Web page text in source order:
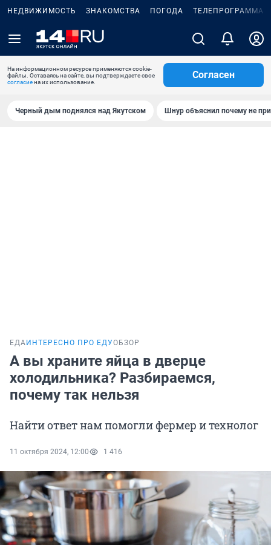
НЕДВИЖИМОСТЬ ЗНАКОМСТВА ПОГОДА ТЕЛЕПРОГРАММА
На информационном ресурсе применяются cookie-
файлы. Оставаясь на сайте, вы подтверждаете свое
согласиена их использование.
Согласен
Черный дым поднялся над Якутском Шнур объяснил почему не
ЕДА ИНТЕРЕСНО ПРО ЕДУОБЗОР
А вы храните яйца в дверце
холодильника? Разбираемся,
почему так нельзя
Найти ответ нам помогли фермер и технолог
11 октября 2024, 12:00 1 416